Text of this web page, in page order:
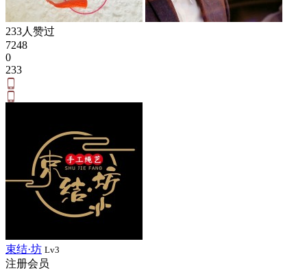
233人赞过
7248
0
233
束结·坊 Lv3
注册会员